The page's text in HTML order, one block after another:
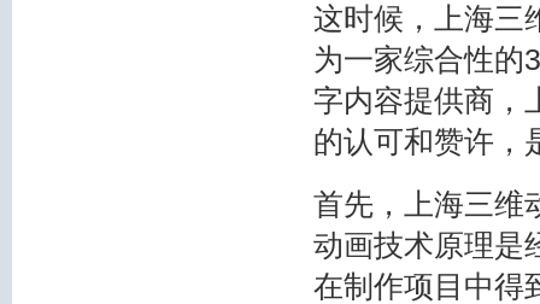
这时候，上海三
为一家综合性的
字内容提供商，
的认可和赞许，
首先，上海三维
动画技术原理是
在制作项目中得